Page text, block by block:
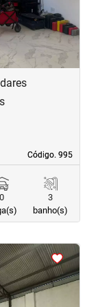
Código. 995
Código. 995
0
3
banho(s)